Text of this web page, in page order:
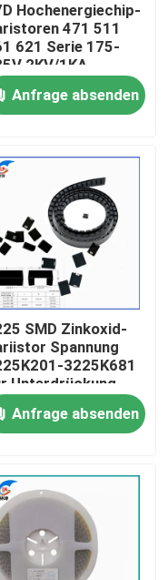
Hochenergiechip-
471 511
621 Serie 175-
2KV/1KA
Anfrage absenden
SMD Zinkoxid-
Spannung
3225K681
Unterdrückung
Anfrage absenden